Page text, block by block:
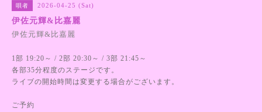
唄者 2026-04-25 (Sat)
伊佐元輝&比嘉麗
伊佐元輝&比嘉麗
1部 19:20～ / 2部 20:30～ / 3部 21:45～
各部35分程度のステージです。
ライブの開始時間は変更する場合がございます。
ご予約